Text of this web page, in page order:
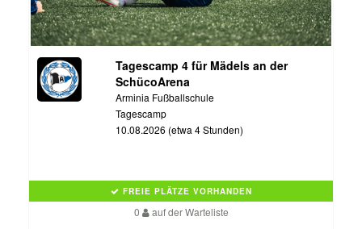
Tagescamp 4 für Mädels an der
SchücoArena
Arminia Fußballschule
Tagescamp
10.08.2026 (etwa 4 Stunden)
FREIE PLÄTZE VORHANDEN
0 auf der Warteliste